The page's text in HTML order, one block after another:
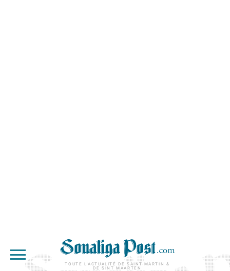
TOUTE L'ACTUALITÉ DE SAINT-MARTIN &
DE SINT MAARTEN